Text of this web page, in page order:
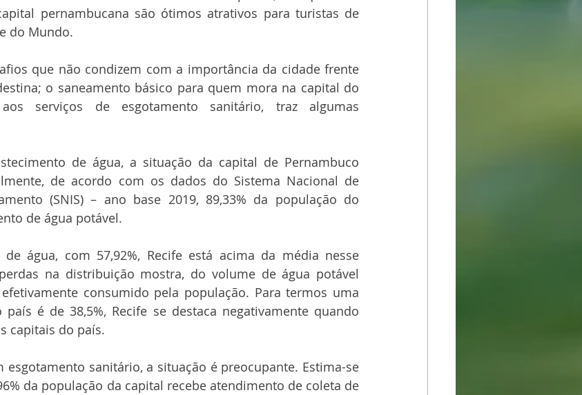
pernambucana são ótimos atrativos para turistas de
do Mundo.
que não condizem com a importância da cidade frente
o saneamento básico para quem mora na capital do
serviços de esgotamento sanitário, traz algumas
de água, a situação da capital de Pernambuco
de acordo com os dados do Sistema Nacional de
(SNIS) – ano base 2019, 89,33% da população do
de água potável.
água, com 57,92%, Recife está acima da média nesse
na distribuição mostra, do volume de água potável
consumido pela população. Para termos uma
é de 38,5%, Recife se destaca negativamente quando
capitais do país.
esgotamento sanitário, a situação é preocupante. Estima-se
da população da capital recebe atendimento de coleta de